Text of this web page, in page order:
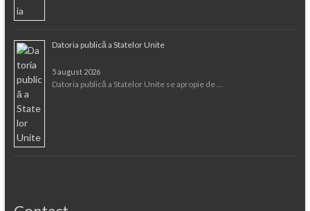
Datoria publică a Statelor Unite
5 august 2026
Datoria publică a Statelor Unite se apropie de …